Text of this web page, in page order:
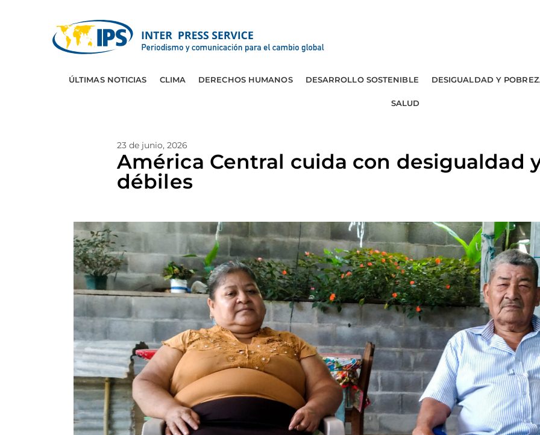
ÚLTIMAS NOTICIAS CLIMA DERECHOS HUMANOS DESARROLLO SOSTENIBLE DESIGUALDAD Y
SALUD
23 de junio, 2026
América Central cuida con desigualdad
débiles